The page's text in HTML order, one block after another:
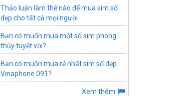
Thảo luận làm thế nào để mua sim số
đẹp cho tất cả mọi người
Bạn có muốn mua một số sim phong
thủy tuyệt vời?
Bạn có muốn mua rẻ nhất sim số đẹp
Vinaphone 091?
Xem thêm